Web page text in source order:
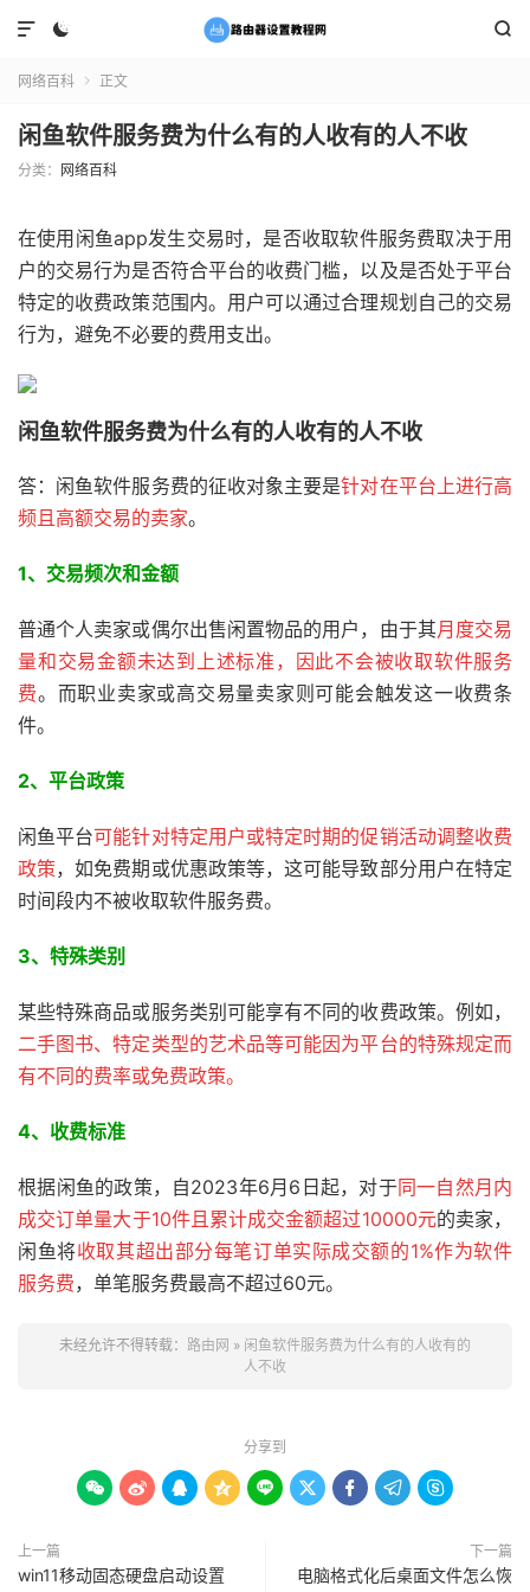
 

网络百科  正文
闲鱼软件服务费为什么有的人收有的人不收
分类： 网络百科
在使用闲鱼app发生交易时，是否收取软件服务费取决于用
户的交易行为是否符合平台的收费门槛，以及是否处于平台
特定的收费政策范围内。用户可以通过合理规划自己的交易
行为，避免不必要的费用支出。
闲鱼软件服务费为什么有的人收有的人不收
答：闲鱼软件服务费的征收对象主要是针对在平台上进行高
频且高额交易的卖家。
1、交易频次和金额
普通个人卖家或偶尔出售闲置物品的用户，由于其月度交易
量和交易金额未达到上述标准，因此不会被收取软件服务
费。而职业卖家或高交易量卖家则可能会触发这一收费条
件。
2、平台政策
闲鱼平台可能针对特定用户或特定时期的促销活动调整收费
政策，如免费期或优惠政策等，这可能导致部分用户在特定
时间段内不被收取软件服务费。
3、 特殊类别
某些特殊商品或服务类别可能享有不同的收费政策。例如，
二手图书、特定类型的艺术品等可能因为平台的特殊规定而
有不同的费率或免费政策。
4、收费标准
根据闲鱼的政策，自2023年6月6日起，对于同一自然月内
成交订单量大于10件且累计成交金额超过10000元的卖家，
闲鱼将收取其超出部分每笔订单实际成交额的1%作为软件
服务费，单笔服务费最高不超过60元。
未经允许不得转载： 路由网 » 闲鱼软件服务费为什么有的人收有的
人不收
分享到
        
上一篇
win11移动固态硬盘启动设置
下一篇
电脑格式化后桌面文件怎么恢